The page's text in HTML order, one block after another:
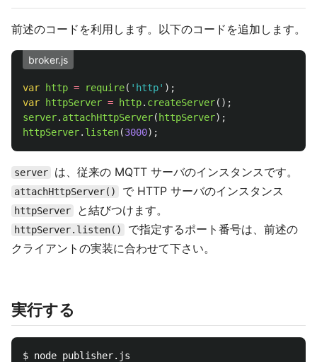
前述のコードを利用します。以下のコードを追加します。
broker.js
var http = require( ' http' );
var
httpServer = http. createServer();
server. attachHttpServer( httpServer);
httpServer. listen(3000);
server は、従来の MQTT サーバのインスタンスです。
attachHttpServer() で HTTP サーバのインスタンス
httpServer と結びつけます。
httpServer.listen()
で指定するポート番号は、前述の
クライアントの実装に合わせて下さい。
実行する
$ node publisher.js